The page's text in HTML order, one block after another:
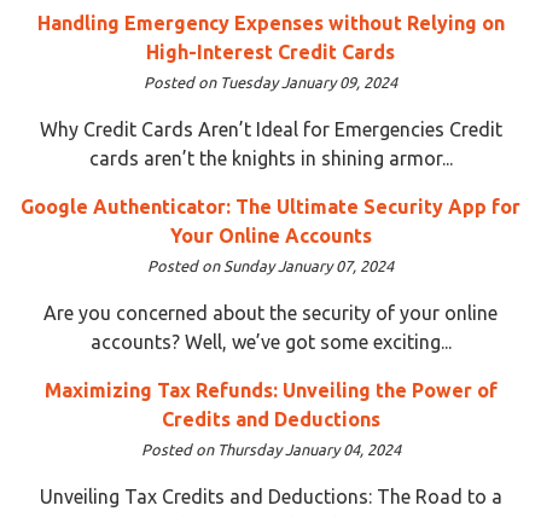
Handling Emergency Expenses without Relying on
High-Interest Credit Cards
Posted on Tuesday January 09, 2024
Why Credit Cards Aren’t Ideal for Emergencies Credit
cards aren’t the knights in shining armor...
Google Authenticator: The Ultimate Security App for
Your Online Accounts
Posted on Sunday January 07, 2024
Are you concerned about the security of your online
accounts? Well, we’ve got some exciting...
Maximizing Tax Refunds: Unveiling the Power of
Credits and Deductions
Posted on Thursday January 04, 2024
Unveiling Tax Credits and Deductions: The Road to a